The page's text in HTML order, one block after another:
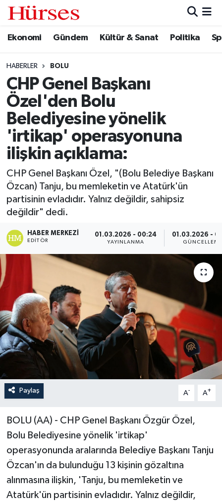
Ekonomi Gündem Kültür & Sanat Politika
HABERLER BOLU
CHP Genel Başkanı
Özel'den Bolu
Belediyesine yönelik
'irtikap' operasyonuna
ilişkin açıklama:
CHP Genel Başkanı Özel, "(Bolu Belediye Başkanı
Özcan) Tanju, bu memleketin ve Atatürk'ün
partisinin evladıdır. Yalnız değildir, sahipsiz
değildir" dedi.
HABER MERKEZI
EDITÖR
01.03.2026 - 00:24
YAYINLANMA
01.03.2026 -
Paylaş A- A+
BOLU (AA) - CHP Genel Başkanı Özgür Özel,
Bolu Belediyesine yönelik 'irtikap'
operasyonunda aralarında Belediye Başkanı Tanju
Özcan'ın da bulunduğu 13 kişinin gözaltına
alınmasına ilişkin, 'Tanju, bu memleketin ve
Atatürk'ün partisinin evladıdır. Yalnız değildir,
Ekonomi
Gündem
Kültür & Sanat
Politika
Spor
Hava Durumu
Trafik Durumu
Süper Lig Puan Durumu ve Fikstür
Tüm Manşetler
Son Dakika Haberleri
Haber Arşivi